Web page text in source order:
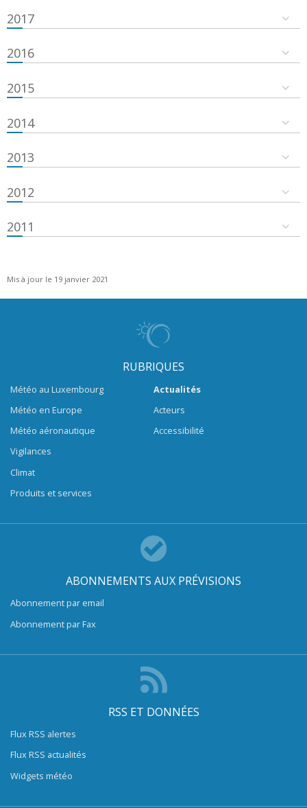
2017
2016
2015
2014
2013
2012
2011
Mis à jour le 19 janvier 2021
RUBRIQUES
Météo au Luxembourg
Météo en Europe
Météo aéronautique
Vigilances
Climat
Produits et services
Actualités
Acteurs
Accessibilité
ABONNEMENTS AUX PRÉVISIONS
Abonnement par email
Abonnement par Fax
RSS ET DONNÉES
Flux RSS alertes
Flux RSS actualités
Widgets météo